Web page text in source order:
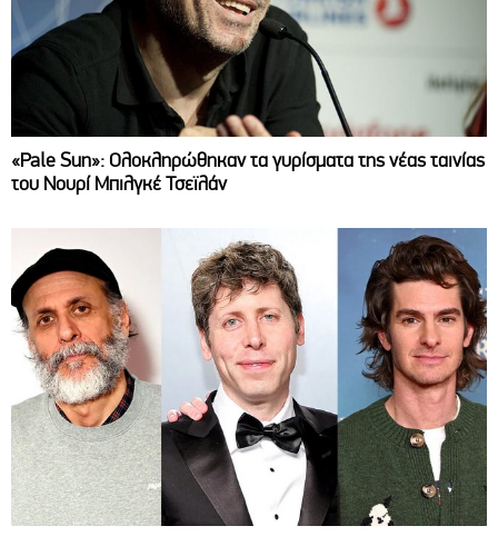
«Pale Sun»: Ολοκληρώθηκαν τα γυρίσματα της νέας ταινίας
του Νουρί Μπιλγκέ Τσεϊλάν